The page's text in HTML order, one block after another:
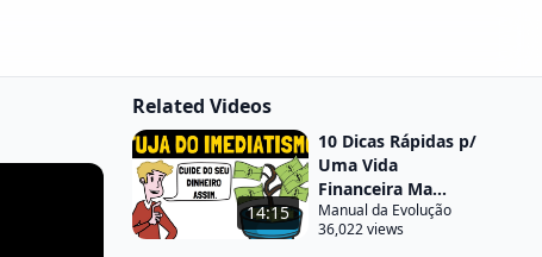
Related Videos
14:15
10 Dicas Rápidas p/
Uma Vida
Financeira Ma...
Manual da Evolução
36,022 views